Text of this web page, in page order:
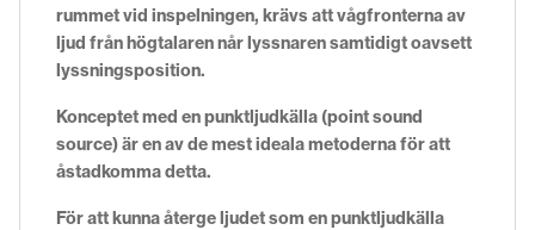
rummet vid inspelningen, krävs att vågfronterna av
ljud från högtalaren når lyssnaren samtidigt oavsett
lyssningsposition.
Konceptet med en punktljudkälla (point sound
source) är en av de mest ideala metoderna för att
åstadkomma detta.
För att kunna återge ljudet som en punktljudkälla